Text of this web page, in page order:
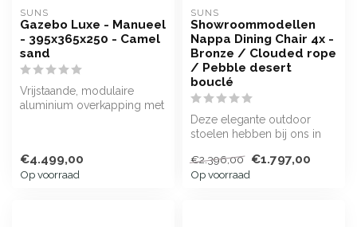
SUNS
Gazebo Luxe - Manueel
- 395x365x250 - Camel
sand
Vrijstaande, modulaire
aluminium overkapping met
€4.499,00
Op voorraad
SUNS
Showroommodellen
Nappa Dining Chair 4x -
Bronze / Clouded rope
/ Pebble desert
bouclé
Deze elegante outdoor
stoelen hebben bij ons in
€2.396,00 €1.797,00
Op voorraad